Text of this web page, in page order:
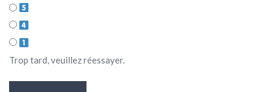
Trop tard, veuillez réessayer.